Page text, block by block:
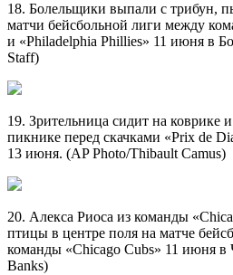
18. Болельщики выпали с трибун,
матчи бейсбольной лиги между
и «Philadelphia Phillies» 11 июня в
Staff)
19. Зрительница сидит на коврике
пикнике перед скачками «Prix de
13 июня. (AP Photo/Thibault Camus)
20. Алекса Риоса из команды
птицы в центре поля на матче
команды «Chicago Cubs» 11 июня в
Banks)